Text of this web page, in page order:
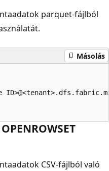
parquet-fájlból
Másolás
CSV-fájlból való